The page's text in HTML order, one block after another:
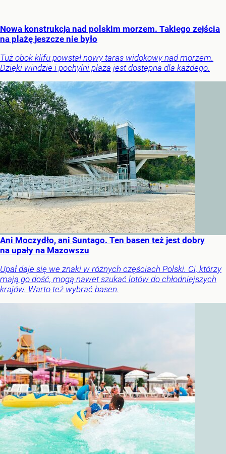
Nowa konstrukcja nad polskim morzem. Takiego zejścia
na plażę jeszcze nie było
Tuż obok klifu powstał nowy taras widokowy nad morzem.
Dzięki windzie i pochylni plaża jest dostępna dla każdego.
Ani Moczydło, ani Suntago. Ten basen też jest dobry
na upały na Mazowszu
Upał daje się we znaki w różnych częściach Polski. Ci, którzy
mają go dość, mogą nawet szukać lotów do chłodniejszych
krajów. Warto też wybrać basen.